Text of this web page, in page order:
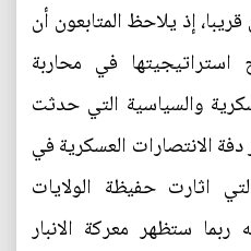
إذ يلاحظ المتابعون أن
استراتيجيتها في محاربة
والسياسية التي حدثت
الانتصارات العسكرية في
اثارت حفيظة الولايات
ربما ستظهر معركة الانبار